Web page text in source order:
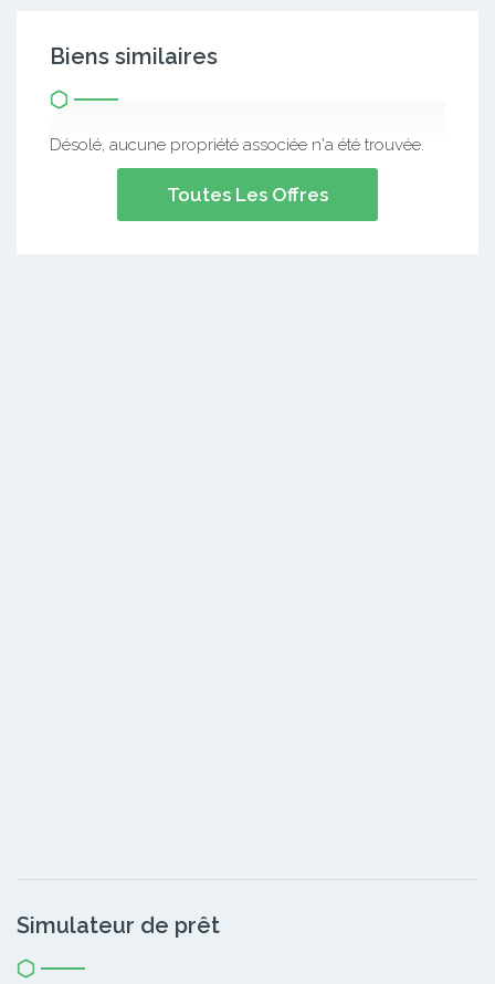
Biens similaires
Désolé, aucune propriété associée n'a été trouvée.
Toutes Les Offres
Simulateur de prêt